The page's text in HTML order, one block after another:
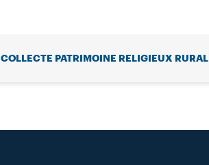
COLLECTE PATRIMOINE RELIGIEUX RURAL